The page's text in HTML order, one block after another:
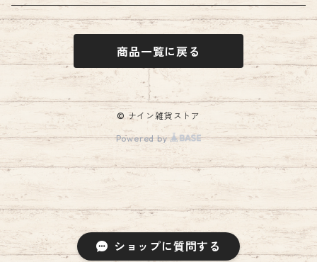
ショップに質問する
商品一覧に戻る
© ナイン雑貨ストア
Powered by